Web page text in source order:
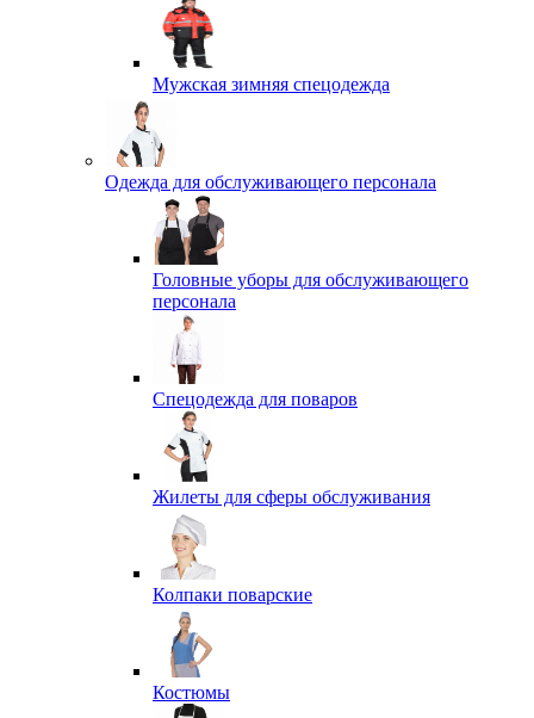
Мужская зимняя спецодежда
Одежда для обслуживающего персонала
Головные уборы для обслуживающего
персонала
Спецодежда для поваров
Жилеты для сферы обслуживания
Колпаки поварские
Костюмы